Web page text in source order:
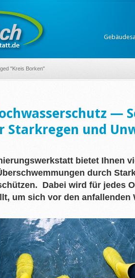
"Kreis Borken"
—
Starkregen und
bietet Ihnen
durch
Dabei wird für jedes
um sich vor den anfallenden